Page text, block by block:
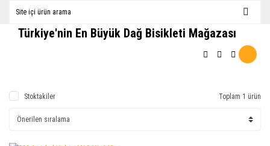
Türkiye'nin En Büyük Dağ Bisikleti Mağazası
Stoktakiler Toplam 1 ürün